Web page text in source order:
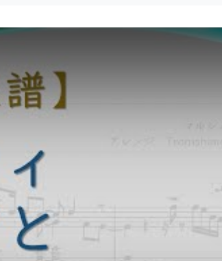
メ『どうせ、恋してしまうんだ。』エンディングテー